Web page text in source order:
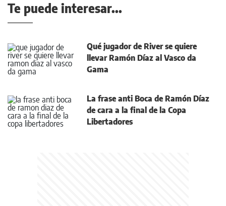
Te puede interesar...
Qué jugador de River se quiere
llevar Ramón Díaz al Vasco da
Gama
La frase anti Boca de Ramón Díaz
de cara a la final de la Copa
Libertadores